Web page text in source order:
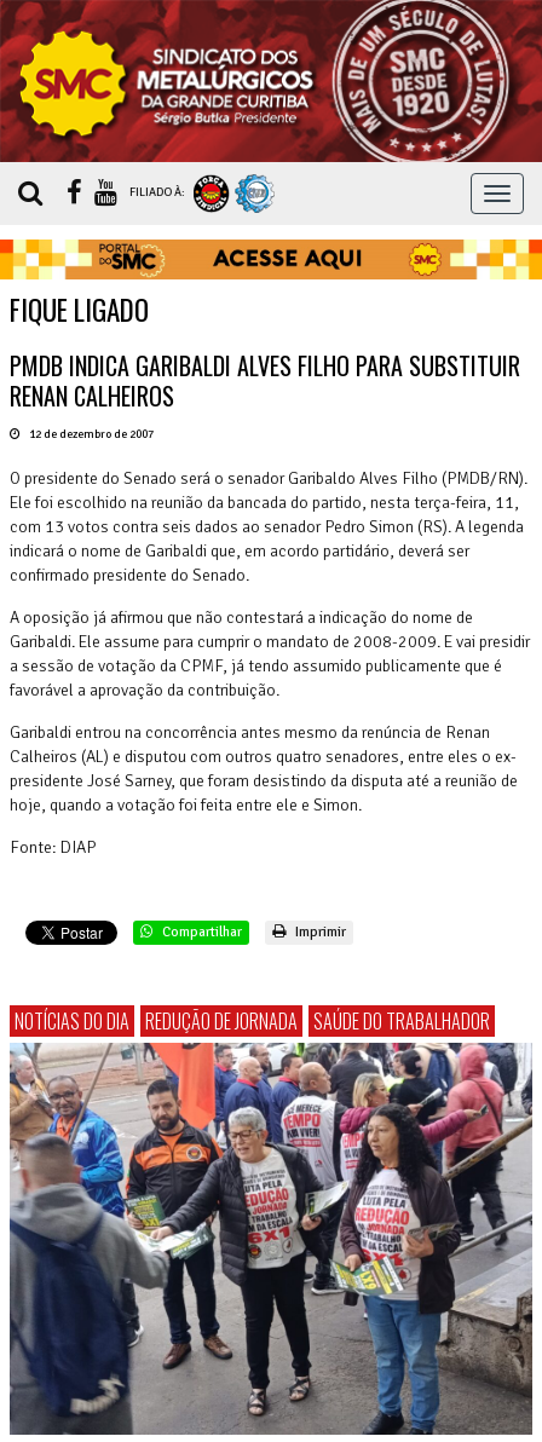
MENU
FILIADO À:
FIQUE LIGADO
PMDB INDICA GARIBALDI ALVES FILHO PARA SUBSTITUIR
RENAN CALHEIROS
12 de dezembro de 2007
O presidente do Senado será o senador Garibaldo Alves Filho (PMDB/RN).
Ele foi escolhido na reunião da bancada do partido, nesta terça-feira, 11,
com 13 votos contra seis dados ao senador Pedro Simon (RS). A legenda
indicará o nome de Garibaldi que, em acordo partidário, deverá ser
confirmado presidente do Senado.
A oposição já afirmou que não contestará a indicação do nome de
Garibaldi. Ele assume para cumprir o mandato de 2008-2009. E vai presidir
a sessão de votação da CPMF, já tendo assumido publicamente que é
favorável a aprovação da contribuição.
Garibaldi entrou na concorrência antes mesmo da renúncia de Renan
Calheiros (AL) e disputou com outros quatro senadores, entre eles o ex-
presidente José Sarney, que foram desistindo da disputa até a reunião de
hoje, quando a votação foi feita entre ele e Simon.
Fonte: DIAP
Compartilhar Imprimir
NOTÍCIAS DO DIA REDUÇÃO DE JORNADA SAÚDE DO TRABALHADOR